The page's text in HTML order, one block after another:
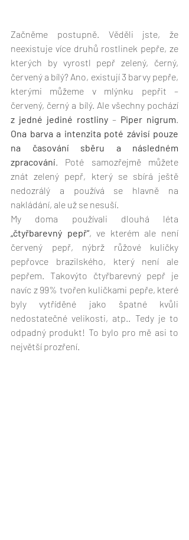
Začněme postupně. Věděli jste, že
neexistuje více druhů rostlinek pepře, ze
kterých by vyrostl pepř zelený, černý,
červený a bílý? Ano, existují 3 barvy pepře,
kterými můžeme v mlýnku pepřit –
z jedné jediné rostliny – Piper nigrum
Ona barva a intenzita poté závisí pouze
na časování sběru a následném
zpracování. Poté samozřejmě můžete
znát zelený pepř, který se sbírá ještě
nedozrálý a používá se hlavně na
nakládání, ale už se nesuší.
„čtyřbarevný pepř“, ve kterém ale není
červený pepř, nýbrž růžové kuličky
pepřovce brazilského, který není ale
pepřem. Takovýto čtyřbarevný pepř je
navíc z 99% tvořen kuličkami pepře, které
byly vytříděné jako špatné kvůli
nedostatečné velikosti, atp.. Tedy je to
odpadný produkt! To bylo pro mě asi to
největší prozření.